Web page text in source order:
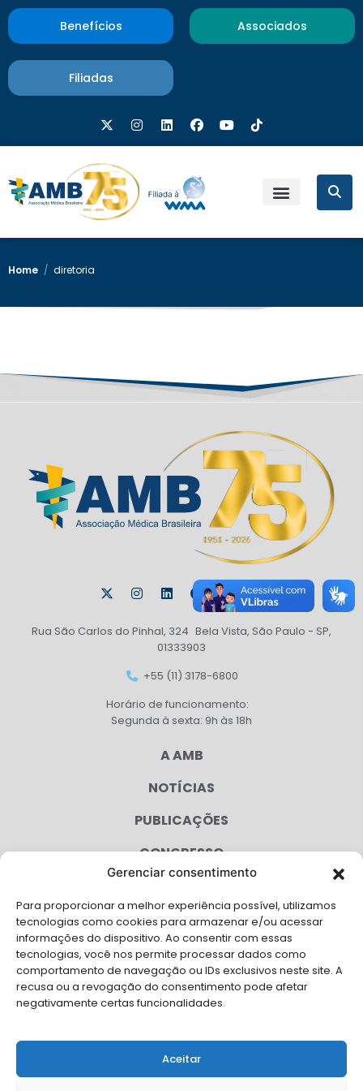
Gerenciar consentimento
Para proporcionar a melhor experiência possível, utilizamos
tecnologias como cookies para armazenar e/ou acessar
informações do dispositivo. Ao consentir com essas
tecnologias, você nos permite processar dados como
comportamento de navegação ou IDs exclusivos neste site. A
recusa ou a revogação do consentimento pode afetar
negativamente certas funcionalidades.
Aceitar
Benefícios Associados
Filiadas
Home / diretoria
Rua São Carlos do Pinhal, 324 Bela Vista, São Paulo - SP,
01333903
+55 (11) 3178-6800
Horário de funcionamento:
Segunda à sexta: 9h às 18h
A AMB
NOTÍCIAS
PUBLICAÇÕES
CONGRESSO
CAMPANHAS
SERVIÇOS
FILIADAS
FALE CONOSCO
Solicite Apoio Institucional da AMB para o seu evento